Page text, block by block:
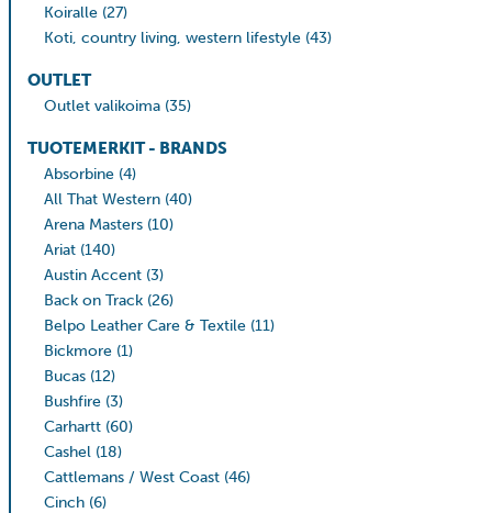
Koiralle (27)
Koti, country living, western lifestyle (43)
OUTLET
Outlet valikoima (35)
TUOTEMERKIT - BRANDS
Absorbine (4)
All That Western (40)
Arena Masters (10)
Ariat (140)
Austin Accent (3)
Back on Track (26)
Belpo Leather Care & Textile (11)
Bickmore (1)
Bucas (12)
Bushfire (3)
Carhartt (60)
Cashel (18)
Cattlemans / West Coast (46)
Cinch (6)